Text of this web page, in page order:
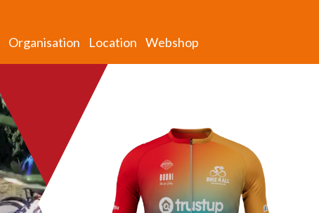
Organisation Location Webshop